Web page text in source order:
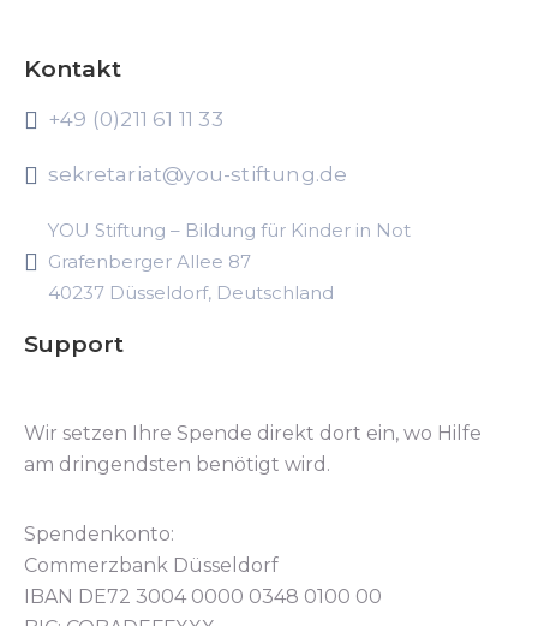
Kontakt
+49 (0)211 61 11 33
sekretariat@you-stiftung.de
YOU Stiftung – Bildung für Kinder in Not
Grafenberger Allee 87
40237 Düsseldorf, Deutschland
Support
Wir setzen Ihre Spende direkt dort ein, wo Hilfe
am dringendsten benötigt wird.
Spendenkonto:
Commerzbank Düsseldorf
IBAN DE72 3004 0000 0348 0100 00